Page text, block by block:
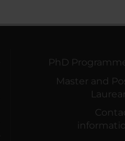
PhD
Master and